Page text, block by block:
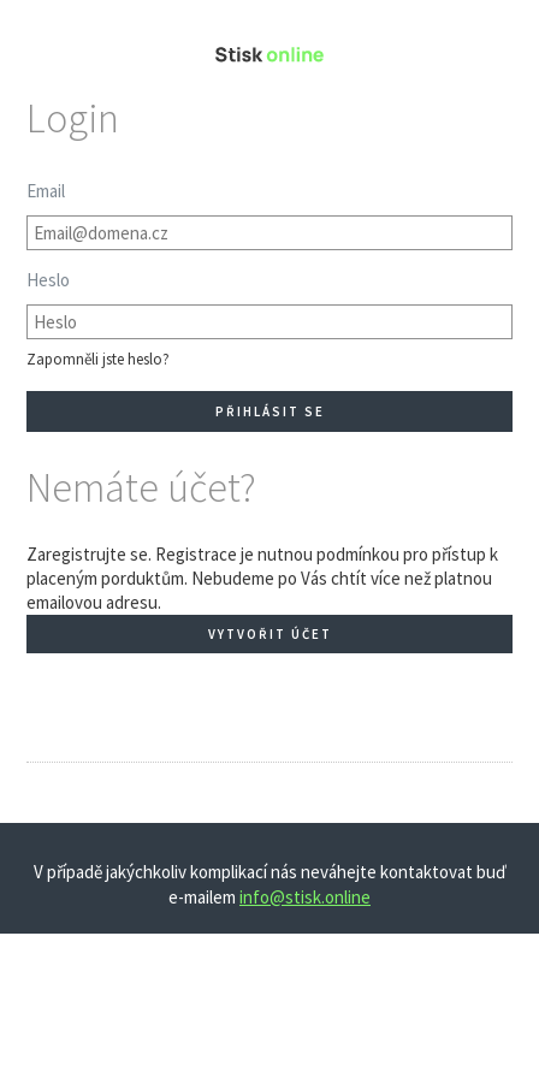
Login
Email
Heslo
Zapomněli jste heslo?
Nemáte účet?
Zaregistrujte se. Registrace je nutnou podmínkou pro přístup k
placeným porduktům. Nebudeme po Vás chtít více než platnou
emailovou adresu.
VYTVOŘIT ÚČET
V případě jakýchkoliv komplikací nás neváhejte kontaktovat buď
e-mailem info@stisk.online